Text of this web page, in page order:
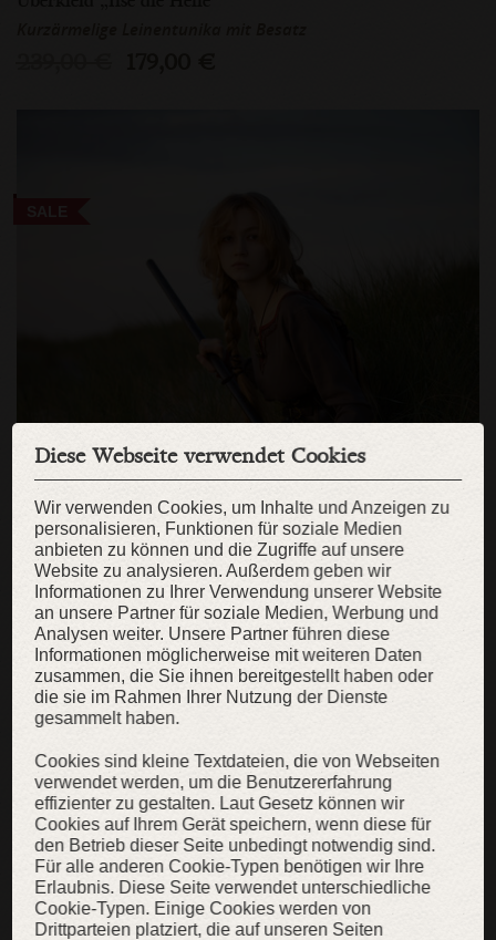
Tunika „Eydis die Schildmaid”
Knielanges Wikingerkleid aus Naturleinen
179,00 € 129,00 €
Diese Webseite verwendet Cookies
Wir verwenden Cookies, um Inhalte und Anzeigen zu
personalisieren, Funktionen für soziale Medien
anbieten zu können und die Zugriffe auf unsere
Website zu analysieren. Außerdem geben wir
Informationen zu Ihrer Verwendung unserer Website
an unsere Partner für soziale Medien, Werbung und
Analysen weiter. Unsere Partner führen diese
Informationen möglicherweise mit weiteren Daten
zusammen, die Sie ihnen bereitgestellt haben oder
die sie im Rahmen Ihrer Nutzung der Dienste
gesammelt haben.
Cookies sind kleine Textdateien, die von Webseiten
verwendet werden, um die Benutzererfahrung
effizienter zu gestalten. Laut Gesetz können wir
Cookies auf Ihrem Gerät speichern, wenn diese für
den Betrieb dieser Seite unbedingt notwendig sind.
Für alle anderen Cookie-Typen benötigen wir Ihre
Erlaubnis. Diese Seite verwendet unterschiedliche
Cookie-Typen. Einige Cookies werden von
Drittparteien platziert, die auf unseren Seiten